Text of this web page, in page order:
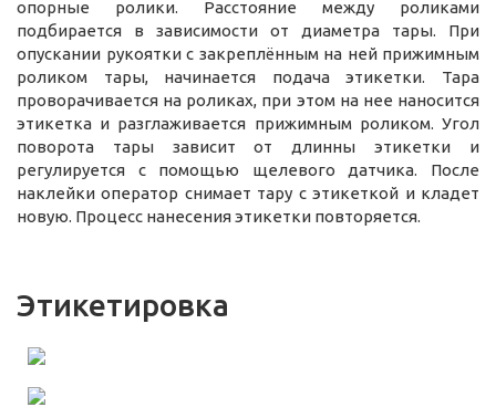
опорные ролики. Расстояние между роликами
подбирается в зависимости от диаметра тары. При
опускании рукоятки с закреплённым на ней прижимным
роликом тары, начинается подача этикетки. Тара
проворачивается на роликах, при этом на нее наносится
этикетка и разглаживается прижимным роликом. Угол
поворота тары зависит от длинны этикетки и
регулируется с помощью щелевого датчика. После
наклейки оператор снимает тару с этикеткой и кладет
новую. Процесс нанесения этикетки повторяется.
Этикетировка